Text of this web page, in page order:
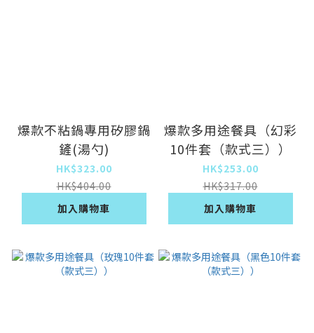
爆款不粘鍋專用矽膠鍋
鏟(湯勺)
HK$323.00
HK$404.00
加入購物車
爆款多用途餐具（幻彩
10件套（款式三））
HK$253.00
HK$317.00
加入購物車